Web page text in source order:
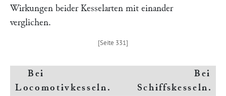
Wirkungen beider Kesselarten mit einander
verglichen.
Bei
Locomotivkesseln .
Bei
Schiffskesseln .